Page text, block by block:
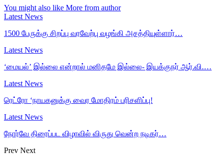
You might also like More from author
Latest News
1500 பேருக்கு சிறப்பு வரவேற்பு வழங்கி அசத்தியுள்ளார்…
Latest News
‘மையல்’ இல்லை என்றால் மனிதமே இல்லை- இயக்குநர் ஆர்.வி.…
Latest News
ரெட்ரோ ‘நாயகனுக்கு வைர மோதிரம் பரிசளிப்பு!
Latest News
நோர்வே திரைப்பட விழாவில் விருது வென்ற நடிகர்…
Prev Next